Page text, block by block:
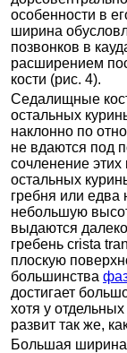
особенности в
ширина
позвонков в
расширением
кости (рис. 4).
Седалищные
остальных
наклонно по
не вдаются под
сочленение
остальных
гребня или едва
небольшую
выдаются
гребень crista
плоскую
большинства
достигает
хотя у
развит так же,
Большая ширина